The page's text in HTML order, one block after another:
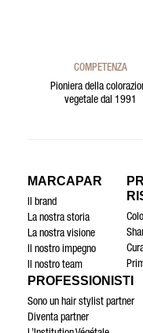
COMPETENZA
Pioniera della
vegetale dal 1991
MARCAPAR
Il brand
La nostra storia
La nostra visione
Il nostro impegno
Il nostro team
PROFESSIONISTI
Sono un hair stylist partner
Diventa partner